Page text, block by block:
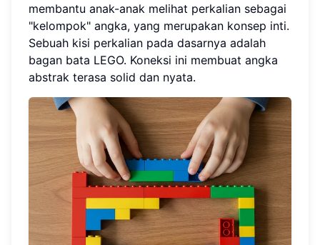
membantu anak-anak melihat perkalian sebagai
"kelompok" angka, yang merupakan konsep inti.
Sebuah kisi perkalian pada dasarnya adalah
bagan bata LEGO. Koneksi ini membuat angka
abstrak terasa solid dan nyata.